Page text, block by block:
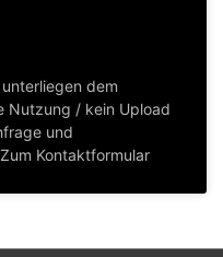
dem
Nutzung / kein Upload
und
Kontaktformular